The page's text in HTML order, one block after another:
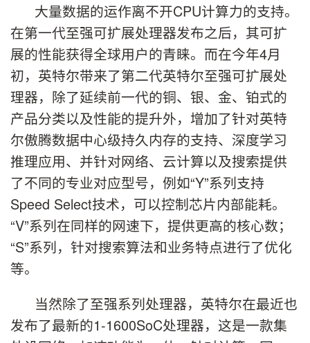
大量数据的运作离不开CPU计算力的支持。
在第一代至强可扩展处理器发布之后，其可扩
展的性能获得全球用户的青睐。而在今年4月
初，英特尔带来了第二代英特尔至强可扩展处
理器，除了延续前一代的铜、银、金、铂式的
产品分类以及性能的提升外，增加了针对英特
尔傲腾数据中心级持久内存的支持、深度学习
推理应用、并针对网络、云计算以及搜索提供
了不同的专业对应型号，例如“Y”系列支持
Speed Select技术，可以控制芯片内部能耗。
“V”系列在同样的网速下，提供更高的核心数；
“S”系列，针对搜索算法和业务特点进行了优化
等。
当然除了至强系列处理器，英特尔在最近也
发布了最新的1-1600SoC处理器，这是一款集